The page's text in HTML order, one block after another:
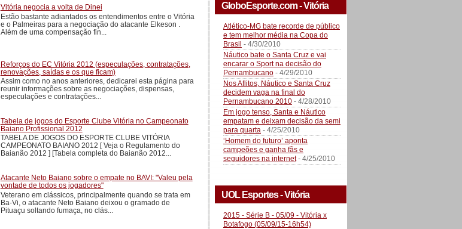
Vitória negocia a volta de Dinei
Estão bastante adiantados os entendimentos entre o Vitória
e o Palmeiras para a negociação do atacante Elkeson .
Além de uma compensação fin...
Reforços do EC Vitória 2012 (especulações, contratações,
renovações, saídas e os que ficam)
Assim como no anos anteriores, dedicarei esta página para
reunir informações sobre as negociações, dispensas,
especulações e contratações...
Tabela de jogos do Esporte Clube Vitória no Campeonato
Baiano Profissional 2012
TABELA DE JOGOS DO ESPORTE CLUBE VITÓRIA
CAMPEONATO BAIANO 2012 [ Veja o Regulamento do
Baianão 2012 ] [Tabela completa do Baianão 2012...
Atacante Neto Baiano sobre o empate no BAVI: "Valeu pela
vontade de todos os jogadores"
Veterano em clássicos, principalmente quando se trata em
Ba-Vi, o atacante Neto Baiano deixou o gramado de
Pituaçu soltando fumaça, no clás...
GloboEsporte.com - Vitória
Atlético-MG bate recorde de público
e tem melhor média na Copa do
Brasil - 4/30/2010
Náutico bate o Santa Cruz e vai
encarar o Sport na decisão do
Pernambucano - 4/29/2010
Nos Aflitos, Náutico e Santa Cruz
decidem vaga na final do
Pernambucano 2010 - 4/28/2010
Em jogo tenso, Santa e Náutico
empatam e deixam decisão da semi
para quarta - 4/25/2010
‘Homem do futuro’ aponta
campeões e ganha fãs e
seguidores na internet- 4/25/2010
UOL Esportes - Vitória
2015 - Série B - 05/09 - Vitória x
Botafogo (05/09/15-16h54)